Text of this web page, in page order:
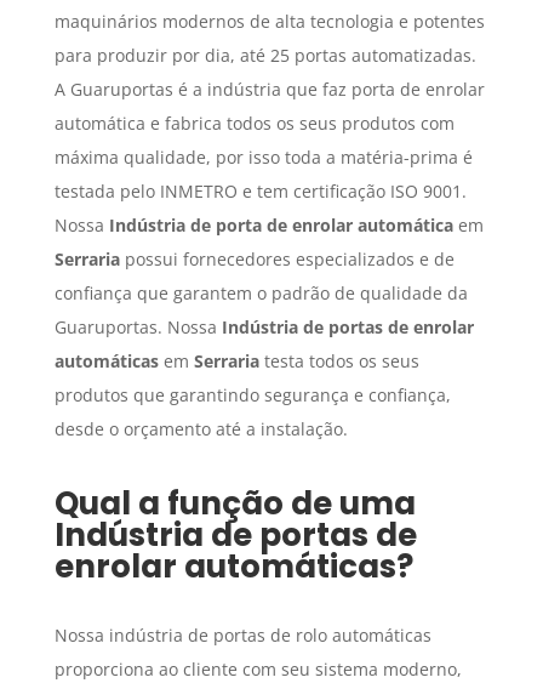
maquinários modernos de alta tecnologia e potentes
para produzir por dia, até 25 portas automatizadas.
A Guaruportas é a indústria que faz porta de enrolar
automática e fabrica todos os seus produtos com
máxima qualidade, por isso toda a matéria-prima é
testada pelo INMETRO e tem certificação ISO 9001.
Nossa Indústria de porta de enrolar automáticaem
Serrariapossui fornecedores especializados e de
confiança que garantem o padrão de qualidade da
Guaruportas. Nossa Indústria de portas de enrolar
automáticasem Serrariatesta todos os seus
produtos que garantindo segurança e confiança,
desde o orçamento até a instalação.
Qual a função de uma
Indústria de portas de
enrolar automáticas?
Nossa indústria de portas de rolo automáticas
proporciona ao cliente com seu sistema moderno,